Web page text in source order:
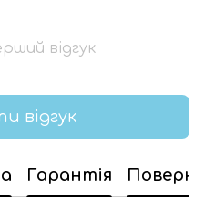
відгук
відгук
Гарантія